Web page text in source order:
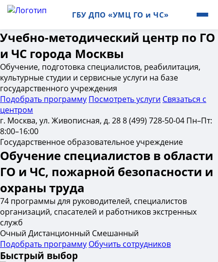
ГБУ ДПО «УМЦ ГО и ЧС»
Учебно-методический центр по ГО
и ЧС города Москвы
Обучение, подготовка специалистов, реабилитация,
культурные студии и сервисные услуги на базе
государственного учреждения
Подобрать программу Посмотреть услуги Связаться с
центром
г. Москва, ул. Живописная, д. 288 (499) 728-50-04 Пн–Пт:
8:00–16:00
Государственное образовательное учреждение
Обучение специалистов в области
ГО и ЧС, пожарной безопасности и
охраны труда
74 программы для руководителей, специалистов
организаций, спасателей и работников экстренных
служб
Очный Дистанционный Смешанный
Подобрать программу Обучить сотрудников
Быстрый выбор